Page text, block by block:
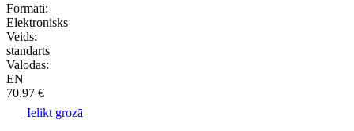
Formāti:
Elektronisks
Veids:
standarts
Valodas:
EN
70.97 €
Ielikt grozā